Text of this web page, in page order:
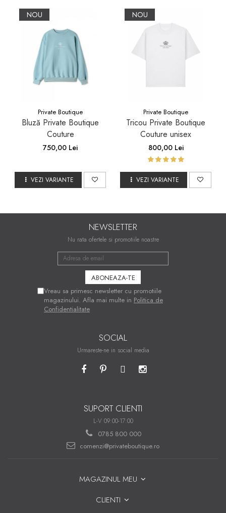
NOU
Private Boutique
Bluză Private Boutique
Couture
750,00 Lei
VEZI VARIANTE
NOU
Private Boutique
Tricou Private Boutique
Couture unisex
800,00 Lei
VEZI VARIANTE
NEWSLETTER
Nu rata ofertele si promotiile noastre
Vreau sa primesc newsletter cu promotiile
magazinului. Afla mai multe in Politica de
Confidentialitate
SOCIAL
Urmareste-ne in social media
SUPORT CLIENTI
L-V 09:00-17:00
0785 800 000
comenzi@privateboutique.ro
MAGAZINUL MEU
CLIENTI